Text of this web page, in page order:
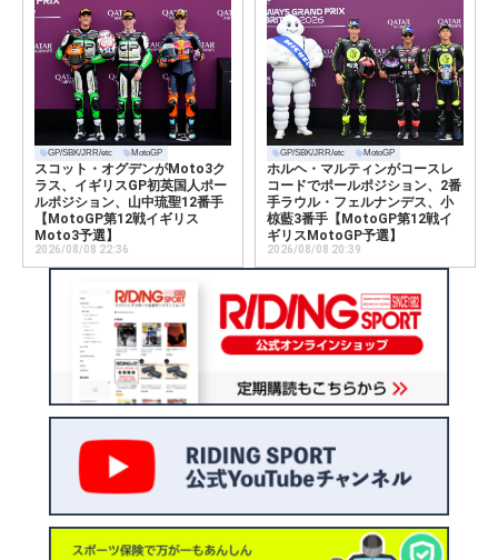
GP/SBK/JRR/etc MotoGP
スコット・オグデンがMoto3ク
ラス、イギリスGP初英国人ポー
ルポジション、山中琉聖12番手
【MotoGP第12戦イギリス
Moto3予選】
2026/08/08 22:36
GP/SBK/JRR/etc MotoGP
ホルヘ・マルティンがコースレ
コードでポールポジション、2番
手ラウル・フェルナンデス、小
椋藍3番手【MotoGP第12戦イ
ギリスMotoGP予選】
2026/08/08 20:39